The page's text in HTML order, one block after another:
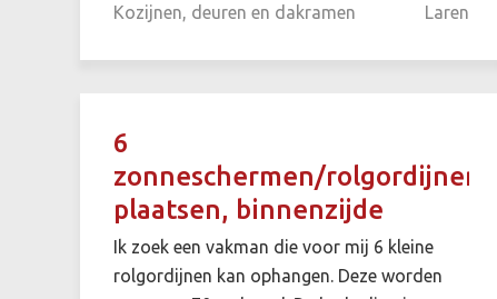
Kozijnen, deuren en dakramen Laren
6
zonneschermen/rolgordijnen
plaatsen, binnenzijde
Ik zoek een vakman die voor mij 6 kleine
rolgordijnen kan ophangen. Deze worden